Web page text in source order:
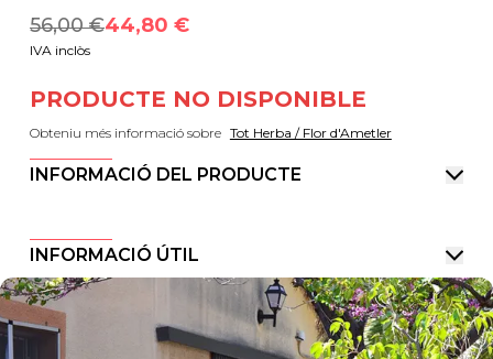
56,00 €44,80 €
IVA inclòs
PRODUCTE NO DISPONIBLE
Obteniu més informació sobre Tot Herba / Flor d'Ametler
INFORMACIÓ DEL PRODUCTE
INFORMACIÓ ÚTIL